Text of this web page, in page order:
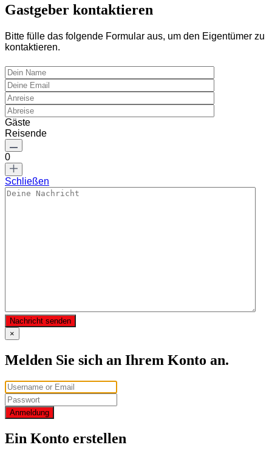
Gastgeber kontaktieren
Bitte fülle das folgende Formular aus, um den Eigentümer zu
kontaktieren.
Gäste
Reisende
0
Schließen
Nachricht senden
×
Melden Sie sich an Ihrem Konto an.
Anmeldung
Ein Konto erstellen